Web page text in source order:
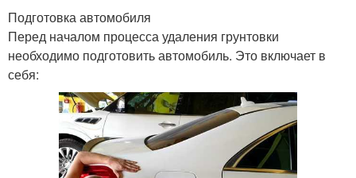
Подготовка автомобиля
Перед началом процесса удаления грунтовки
необходимо подготовить автомобиль. Это включает в
себя: